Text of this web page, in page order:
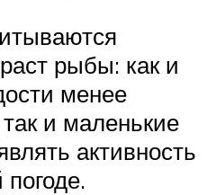
рыбы: как и
менее
и маленькие
активность